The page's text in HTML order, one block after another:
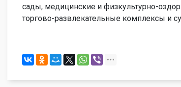
сады, медицинские и физкультурно-
торгово-развлекательные комплексы и